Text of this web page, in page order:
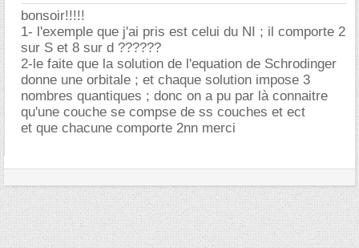
bonsoir!!!!!
1- l'exemple que j'ai pris est celui du NI ; il comporte 2
sur S et 8 sur d ??????
2-le faite que la solution de l'equation de Schrodinger
donne une orbitale ; et chaque solution impose 3
nombres quantiques ; donc on a pu par là connaitre
qu'une couche se compse de ss couches et ect
et que chacune comporte 2nn merci